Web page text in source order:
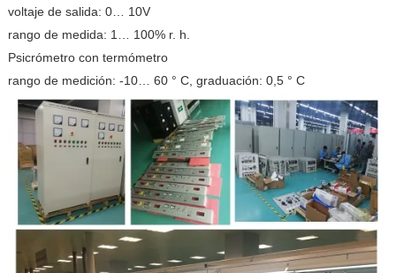
voltaje de salida: 0… 10V
rango de medida: 1… 100% r. h.
Psicrómetro con termómetro
rango de medición: -10… 60 ° C, graduación: 0,5 ° C